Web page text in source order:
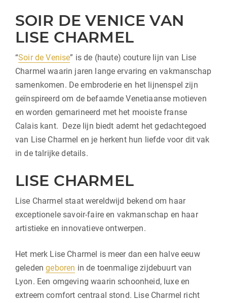
SOIR DE VENICE VAN
LISE CHARMEL
“Soir de Venise” is de (haute) couture lijn van Lise
Charmel waarin jaren lange ervaring en vakmanschap
samenkomen. De embroderie en het lijnenspel zijn
geïnspireerd om de befaamde Venetiaanse motieven
en worden gemarineerd met het mooiste franse
Calais kant. Deze lijn biedt ademt het gedachtegoed
van Lise Charmel en je herkent hun liefde voor dit vak
in de talrijke details.
LISE CHARMEL
Lise Charmel staat wereldwijd bekend om haar
exceptionele savoir-faire en vakmanschap en haar
artistieke en innovatieve ontwerpen.
Het merk Lise Charmel is meer dan een halve eeuw
geledengeboren in de toenmalige zijdebuurt van
Lyon. Een omgeving waarin schoonheid, luxe en
extreem comfort centraal stond. Lise Charmel richt